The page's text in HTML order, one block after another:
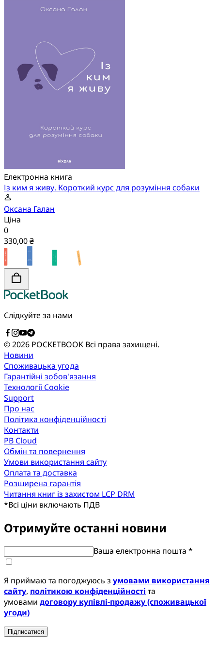
Електронна книга
Із ким я живу. Короткий курс для розуміння собаки
Оксана Галан
Ціна
0
330,00 ₴
Слідкуйте за нами
© 2026 POCKETBOOK Всі права захищені.
Новини
Споживацька угода
Гарантійні зобов'язання
Технології Cookie
Support
Про нас
Політика конфіденційності
Контакти
PB Cloud
Обмін та повернення
Умови використання сайту
Оплата та доставка
Розширена гарантія
Читання книг із захистом LCP DRM
*Всі ціни включають ПДВ
Отримуйте останні новини
Ваша електронна пошта *
Я приймаю та погоджуюсь з умовами використання
сайту, політикою конфіденційності та
умовами договору купівлі-продажу (споживацької
угоди)
Підписатися